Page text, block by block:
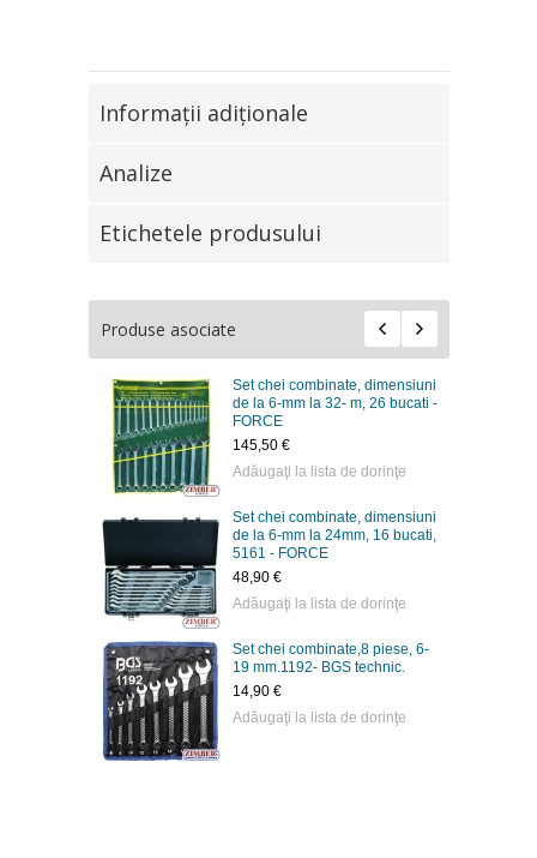
Informaţii adiţionale
Analize
Etichetele produsului
Produse asociate
Set chei combinate, dimensiuni
de la 6-mm la 32- m, 26 bucati -
FORCE
145,50 €
Adăugaţi la lista de dorinţe
Set chei combinate, dimensiuni
de la 6-mm la 24mm, 16 bucati,
5161 - FORCE
48,90 €
Adăugaţi la lista de dorinţe
Set chei combinate,8 piese, 6-
19 mm.1192- BGS technic.
14,90 €
Adăugaţi la lista de dorinţe